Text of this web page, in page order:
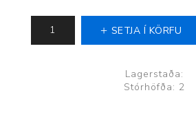
SETJA Í KÖRFU
Lagerstaða:
Stórhöfða: 2